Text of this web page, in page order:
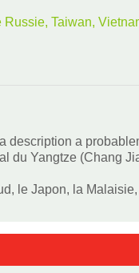
Taiwan,
a
Yangtze (Chang
le Japon, la